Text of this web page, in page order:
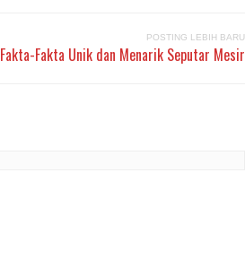
POSTING LEBIH BARU
Fakta-Fakta Unik dan Menarik Seputar Mesir